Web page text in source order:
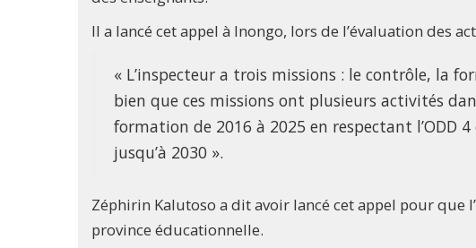
Il a lancé cet appel à Inongo, lors de l’évaluation des
« L’inspecteur a trois missions : le contrôle, la
bien que ces missions ont plusieurs activités
formation de 2016 à 2025 en respectant l’ODD
jusqu’à 2030 ».
Zéphirin Kalutoso a dit avoir lancé cet appel pour que
province éducationnelle.